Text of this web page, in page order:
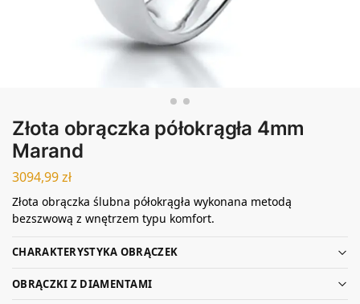
Złota obrączka półokrągła 4mm
Marand
3094,99zł
Złota obrączka ślubna półokrągła wykonana metodą
bezszwową z wnętrzem typu komfort.
CHARAKTERYSTYKA OBRĄCZEK
OBRĄCZKI Z DIAMENTAMI